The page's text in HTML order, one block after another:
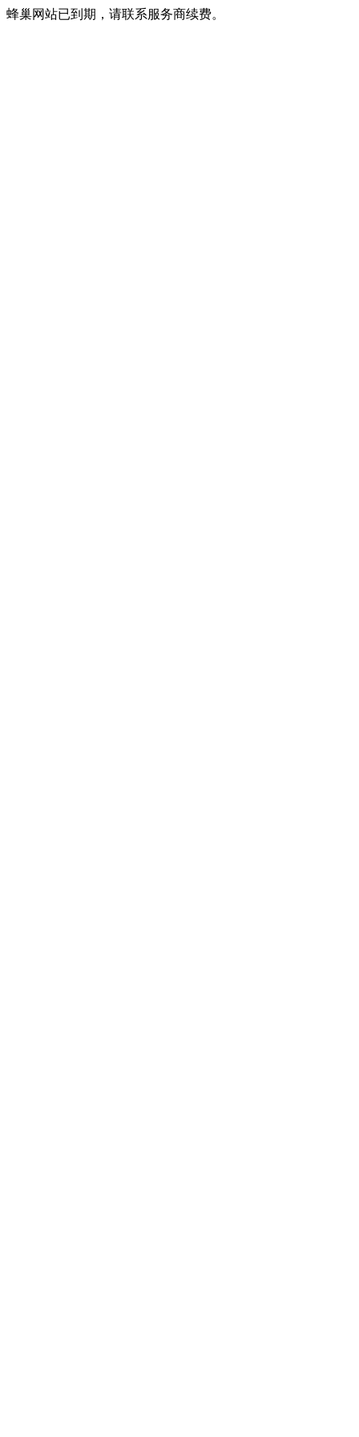
蜂巢网站已到期，请联系服务商续费。